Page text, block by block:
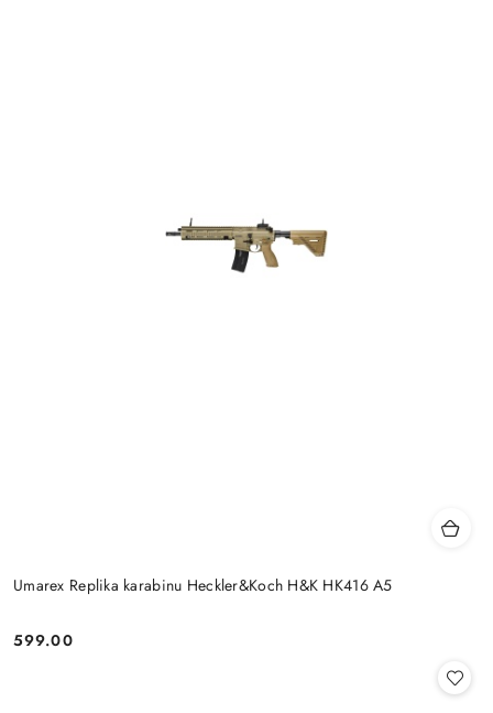
Umarex Replika karabinu Heckler&Koch H&K HK416 A5
Cena:
599.00